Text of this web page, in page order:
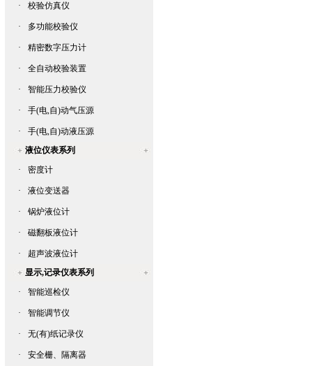
·
校验仿真仪
· 多功能校验仪
· 精密数字压力计
· 全自动校验装置
· 智能压力校验仪
· 手(电,自)动气压源
·
手(电,自)动液压源
液位仪表系列
·
密度计
· 液位变送器
· 锅炉液位计
· 磁翻板液位计
·
超声波液位计
显示,记录仪表系列
·
智能巡检仪
· 智能调节仪
· 无(有)纸记录仪
·
安全栅、隔离器